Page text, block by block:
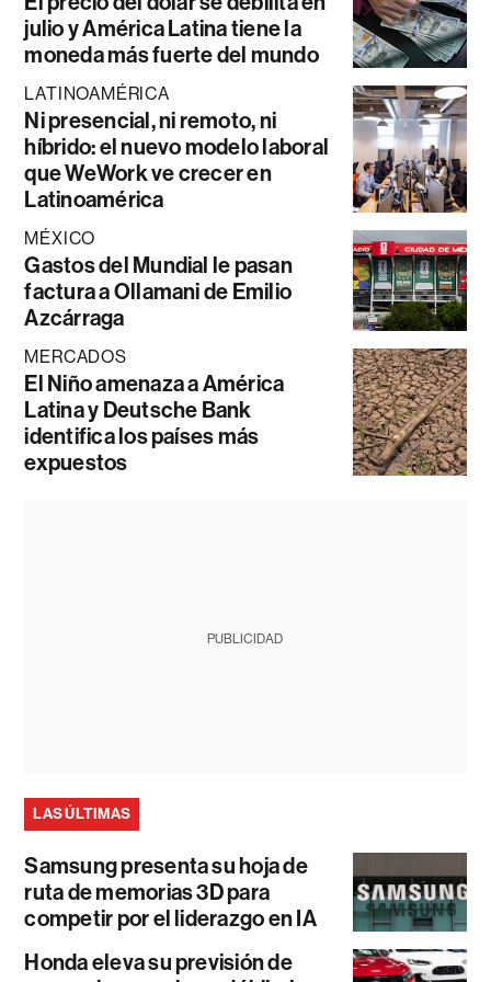
julio y América Latina tiene la
moneda más fuerte del mundo
LATINOAMÉRICA
Ni presencial, ni remoto, ni
híbrido: el nuevo modelo laboral
que WeWork ve crecer en
Latinoamérica
MÉXICO
Gastos del Mundial le pasan
factura a Ollamani de Emilio
Azcárraga
MERCADOS
El Niño amenaza a América
Latina y Deutsche Bank
identifica los países más
expuestos
PUBLICIDAD
LAS ÚLTIMAS
Samsung presenta su hoja de
ruta de memorias 3D para
competir por el liderazgo en IA
Honda eleva su previsión de